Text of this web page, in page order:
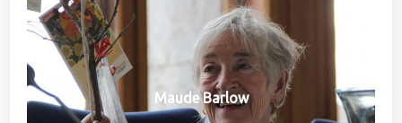
Maude Barlow